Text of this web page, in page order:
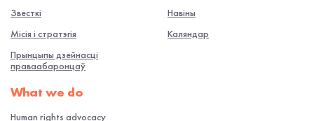
Звесткі
Місія і стратэгія
Прынцыпы дзейнасці
праваабаронцаў
Навiны
Каляндар
What we do
Human rights advocacy